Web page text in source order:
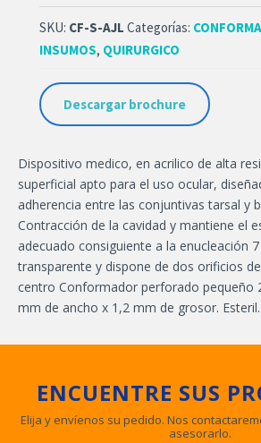
SKU: CF-S-AJL Categorías:
INSUMOS, QUIRURGICO
Descargar brochure
Dispositivo medico, en acrilico de alta
superficial apto para el uso ocular,
adherencia entre las conjuntivas tarsal y
Contracción de la cavidad y mantiene el
adecuado consiguiente a la enucleación
transparente y dispone de dos orificios
centro Conformador perforado pequeño
mm de ancho x 1,2 mm de grosor.
ENCUENTRE SUS
Elija y envíenos su pedido. Nos
asesorarlo.